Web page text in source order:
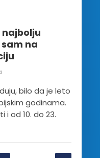
najbolju
na
bilo da je leto
godinama.
i od 10. do 23.